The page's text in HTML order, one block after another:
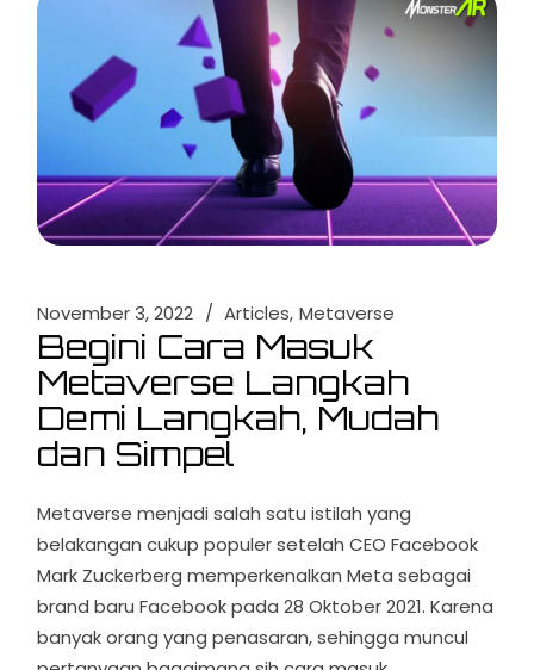
November 3, 2022 Articles Metaverse
Begini Cara Masuk
Metaverse Langkah
Demi Langkah, Mudah
dan Simpel
Metaverse menjadi salah satu istilah yang
belakangan cukup populer setelah CEO Facebook
Mark Zuckerberg memperkenalkan Meta sebagai
brand baru Facebook pada 28 Oktober 2021. Karena
banyak orang yang penasaran, sehingga muncul